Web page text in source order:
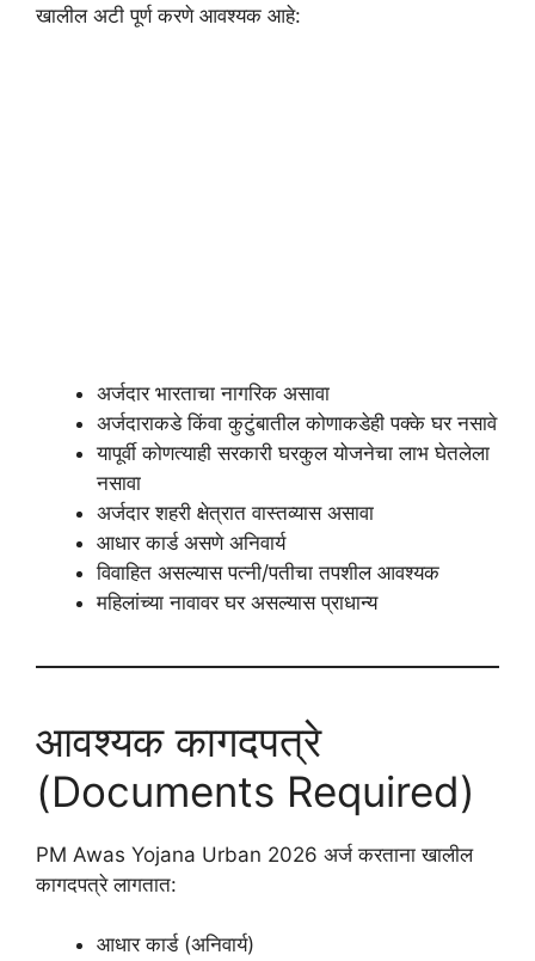
खालील अटी पूर्ण करणे आवश्यक आहे:
अर्जदार भारताचा नागरिक असावा
अर्जदाराकडे किंवा कुटुंबातील कोणाकडेही पक्के घर नसावे
यापूर्वी कोणत्याही सरकारी घरकुल योजनेचा लाभ घेतलेला
नसावा
अर्जदार शहरी क्षेत्रात वास्तव्यास असावा
आधार कार्ड असणे अनिवार्य
विवाहित असल्यास पत्नी/पतीचा तपशील आवश्यक
महिलांच्या नावावर घर असल्यास प्राधान्य
आवश्यक कागदपत्रे
(Documents Required)
PM Awas Yojana Urban 2026 अर्ज करताना खालील
कागदपत्रे लागतात:
आधार कार्ड (अनिवार्य)